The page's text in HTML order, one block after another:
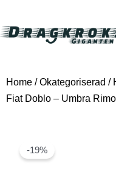
Home /Okategoriserad /
Fiat Doblo – Umbra
-19%